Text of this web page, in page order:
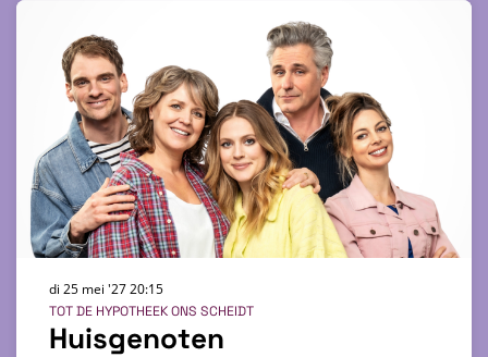
Huisgenoten
TOT DE HYPOTHEEK ONS SCHEIDT
di 25 mei '2720:15